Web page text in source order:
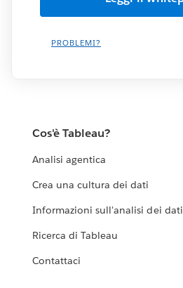
PROBLEMI?
Cos'è Tableau?
Analisi agentica
Crea una cultura dei dati
Informazioni sull'analisi dei dati
Ricerca di Tableau
Contattaci